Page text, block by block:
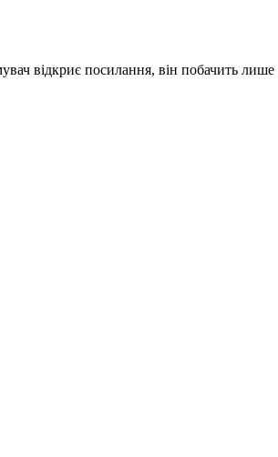
відкриє посилання, він побачить